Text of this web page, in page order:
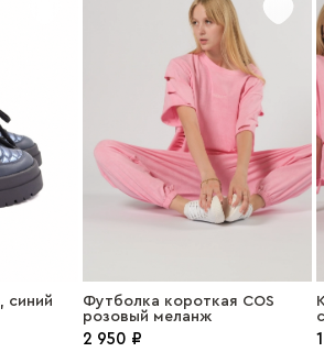
синий
Футболка короткая COS
розовый меланж
2 950 ₽